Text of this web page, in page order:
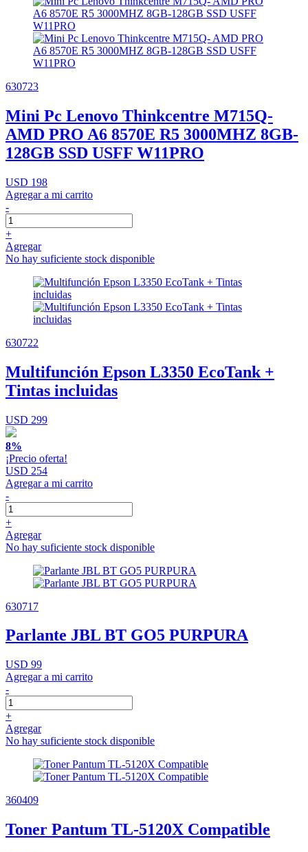
630723
Mini Pc Lenovo Thinkcentre M715Q-
AMD PRO A6 8570E R5 3000MHZ 8GB-
128GB SSD USFF W11PRO
USD 198
Agregar a mi carrito
-
+
Agregar
No hay suficiente stock disponible
630722
Multifunción Epson L3350 EcoTank +
Tintas incluidas
USD 299
8%
¡Precio oferta!
USD 254
Agregar a mi carrito
-
+
Agregar
No hay suficiente stock disponible
630717
Parlante JBL BT GO5 PURPURA
USD 99
Agregar a mi carrito
-
+
Agregar
No hay suficiente stock disponible
360409
Toner Pantum TL-5120X Compatible